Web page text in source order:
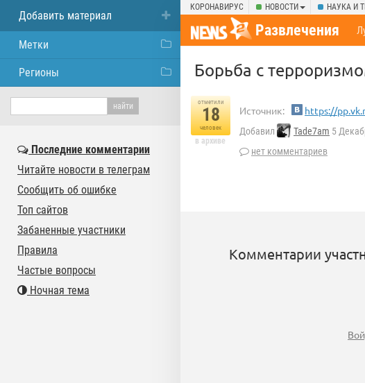
КОРОНАВИРУС НОВОСТИ НАУКА И
Развлечения
Борьба с
отметили
18
человек
в архиве
Источник: https://
Добавил Tade7am 5
нет комментариев
Комментарии
Добавить материал
Метки
Регионы
Последние комментарии
Читайте новости в телеграм
Сообщить об ошибке
Топ сайтов
Забаненные участники
Правила
Частые вопросы
Ночная тема